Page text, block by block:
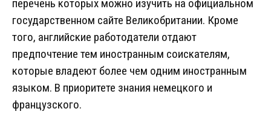
перечень которых можно изучить на официальном
государственном сайте Великобритании. Кроме
того, английские работодатели отдают
предпочтение тем иностранным соискателям,
которые владеют более чем одним иностранным
языком. В приоритете знания немецкого и
французского.